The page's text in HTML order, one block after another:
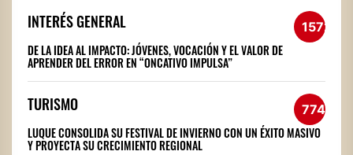
INTERÉS GENERAL 1572
DE LA IDEA AL IMPACTO: JÓVENES, VOCACIÓN Y EL VALOR DE
APRENDER DEL ERROR EN “ONCATIVO IMPULSA”
TURISMO 774
LUQUE CONSOLIDA SU FESTIVAL DE INVIERNO CON UN ÉXITO MASIVO
Y PROYECTA SU CRECIMIENTO REGIONAL